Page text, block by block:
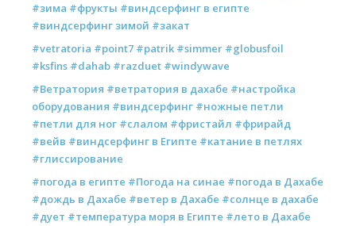
#зима #фрукты #виндсерфинг в египте
#виндсерфинг зимой #закат
#vetratoria #point7 #patrik #simmer #globusfoil
#ksfins #dahab #razduet #windywave
#Ветратория #ветратория в дахабе #настройка
оборудования #виндсерфинг #ножные петли
#петли для ног #слалом #фристайл #фрирайд
#вейв #виндсерфинг в Египте #катание в петлях
#глиссирование
#погода в египте #Погода на синае #погода в Дахабе
#дождь в Дахабе #ветер в Дахабе #солнце в дахабе
#дует #температура моря в Египте #лето в Дахабе